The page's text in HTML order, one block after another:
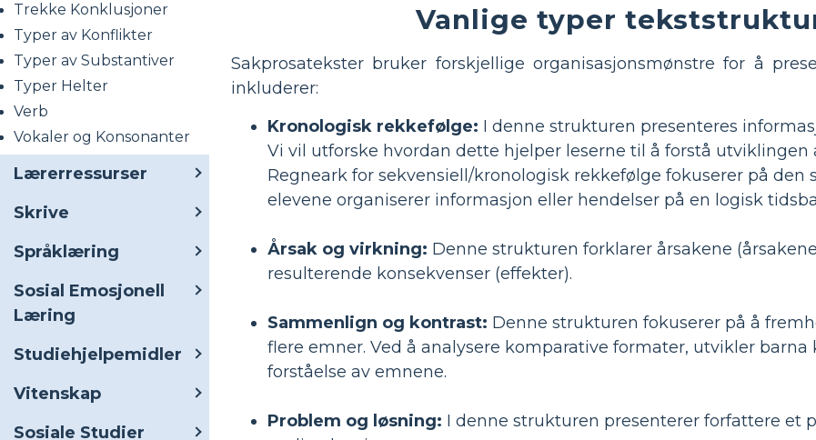
Trekke Konklusjoner
Typer av Konflikter
Typer av Substantiver
Typer Helter
Verb
Vokaler og Konsonanter
Lærerressurser
Skrive
Språklæring
Sosial Emosjonell
Læring
Studiehjelpemidler
Vitenskap
Sosiale Studier
Vanlige typer
Sakprosatekster bruker forskjellige organisasjonsmønstre for å
inkluderer:
Kronologisk rekkefølge: I denne strukturen presenteres
Vi vil utforske hvordan dette hjelper leserne til å forstå utviklingen
Regneark for sekvensiell/kronologisk rekkefølge fokuserer på
elevene organiserer informasjon eller hendelser på en logisk
Årsak og virkning: Denne strukturen forklarer årsakene
resulterende konsekvenser (effekter).
Sammenlign og kontrast: Denne strukturen fokuserer på å
flere emner. Ved å analysere komparative formater, utvikler
forståelse av emnene.
Problem og løsning: I denne strukturen presenterer forfattere et